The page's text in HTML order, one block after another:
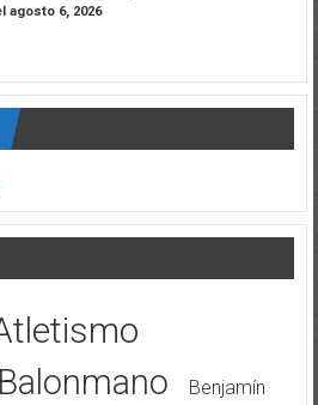
agosto 6, 2026
Balonmano
Benjamín